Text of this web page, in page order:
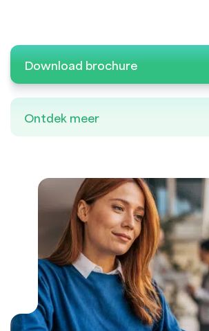
Download brochure
Ontdek meer